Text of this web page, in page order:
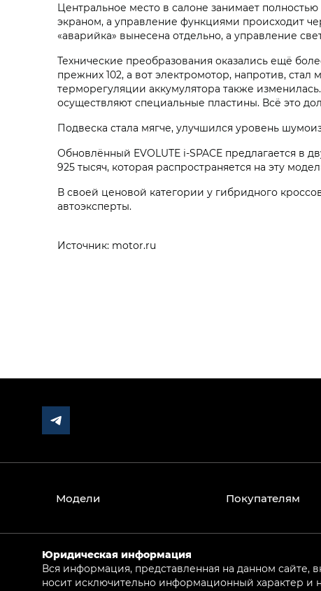
Центральное место в салоне занимает
экраном, а управление функциями происходит
«аварийка» вынесена отдельно, а управление
Технические преобразования оказались ещё
прежних 102, а вот электромотор, напротив, стал
терморегуляции аккумулятора также
осуществляют специальные пластины. Всё это
Подвеска стала мягче, улучшился уровень
Обновлённый EVOLUTE i‑SPACE предлагается в
925 тысяч, которая распространяется на эту
В своей ценовой категории у гибридного
автоэксперты.
Источник: motor.ru
Модели Покупателям
Юридическая информация
Вся информация, представленная на данном сайте,
носит исключительно информационный характер и